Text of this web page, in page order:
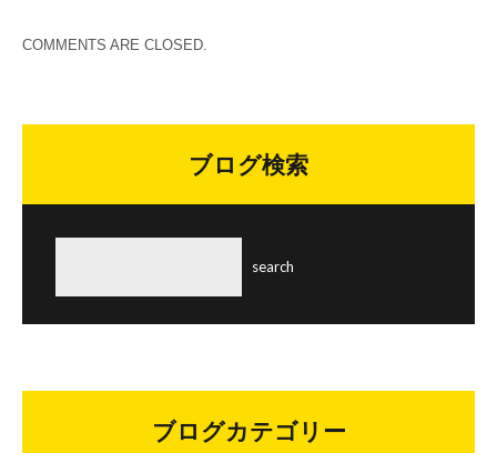
COMMENTS ARE CLOSED.
ブログ検索
ブログカテゴリー